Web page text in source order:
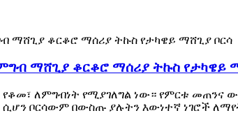
ማሸጊያ ቆርቆሮ ማሰሪያ ትኩስ የታካዌይ
ለምግብነት የሚያገለግል ነው። የምርቱ መጠንና
ቦርሳውም በውስጡ ያሉትን እውነተኛ ነገሮች